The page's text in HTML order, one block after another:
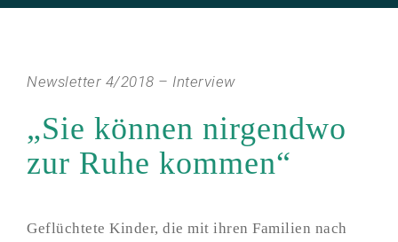
Newsletter 4/2018 – Interview
„Sie können nirgendwo
zur Ruhe kommen“
Geflüchtete Kinder, die mit ihren Familien nach